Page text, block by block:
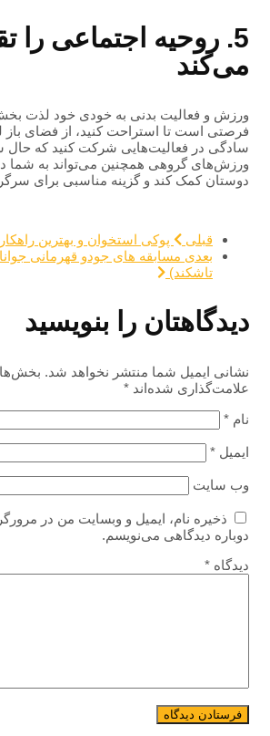
5. روحیه اجتماعی را
می‌کند
ورزش و فعالیت بدنی به خودی خود لذت
فرصتی است تا استراحت کنید، از فضای باز
سادگی در فعالیت‌هایی شرکت کنید که حال
ورزش‌های گروهی همچنین می‌تواند به شما
دوستان کمک کند و گزینه مناسبی برای
قبلی
پوکی استخوان و بهترین
بعدی مسابقه های جودو قهرمانی
تاشکند)
دیدگاهتان را بنویسید
نشانی ایمیل شما منتشر نخواهد شد.
علامت‌گذاری شده‌اند *
نام *
ایمیل *
وب‌ سایت
ذخیره نام، ایمیل و وبسایت من در
دوباره دیدگاهی می‌نویسم.
دیدگاه *